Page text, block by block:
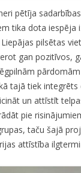
pētīja
tika dota iespēja
pilsētas
gan pozitīvos,
tajā tiek integrēts
un attīstīt
pie
taču šajā
attīstība